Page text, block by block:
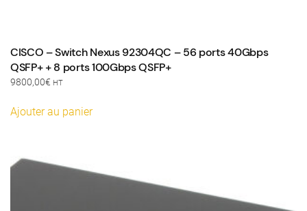
CISCO – Switch Nexus 92304QC – 56 ports 40Gbps
QSFP+ + 8 ports 100Gbps QSFP+
9800,00€ HT
Ajouter au panier